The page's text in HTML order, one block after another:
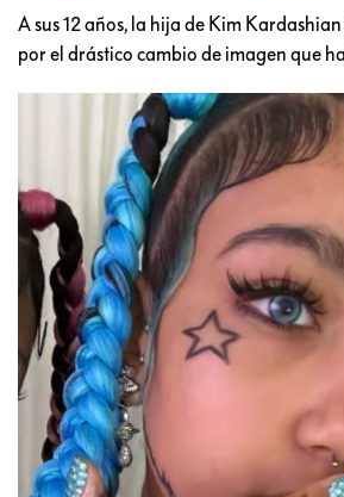
A sus 12 años, la hija de Kim
por el drástico cambio de imagen que